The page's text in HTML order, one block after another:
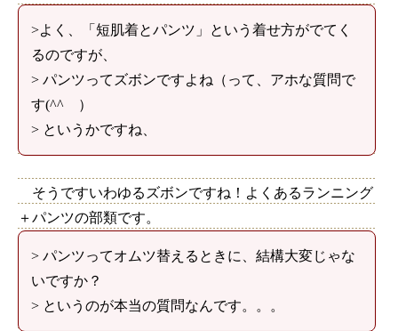
>よく、「短肌着とパンツ」という着せ方がでてく
るのですが、
> パンツってズボンですよね（って、アホな質問で
す(^^ゞ）
> というかですね、
そうですいわゆるズボンですね！よくあるランニング
＋パンツの部類です。
> パンツってオムツ替えるときに、結構大変じゃな
いですか？
> というのが本当の質問なんです。。。